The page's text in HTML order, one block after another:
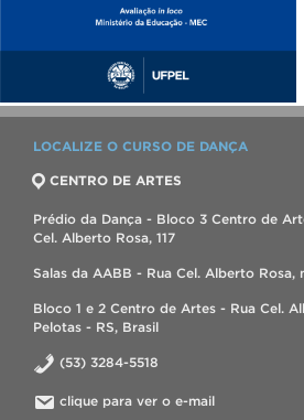
LOCALIZE O CURSO DE DANÇA
CENTRO DE ARTES
Prédio da Dança - Bloco 3 Centro de
Cel. Alberto Rosa, 117
Salas da AABB - Rua Cel. Alberto Rosa,
Bloco 1 e 2 Centro de Artes - Rua Cel.
Pelotas - RS, Brasil
(53) 3284-5518
clique para ver o e-mail